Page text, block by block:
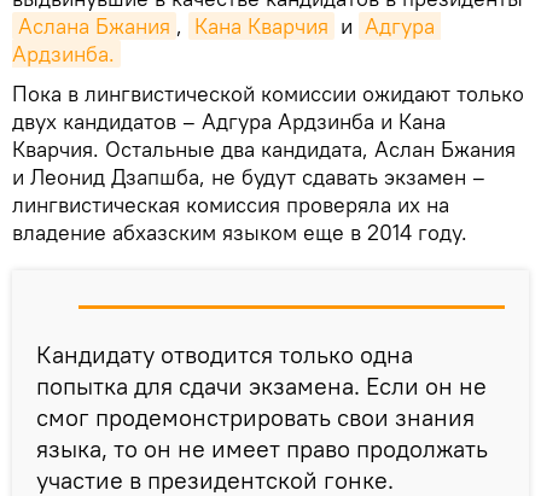
Аслана Бжания , Кана Кварчия и Адгура
Ардзинба.
Пока в лингвистической комиссии ожидают только
двух кандидатов – Адгура Ардзинба и Кана
Кварчия. Остальные два кандидата, Аслан Бжания
и Леонид Дзапшба, не будут сдавать экзамен –
лингвистическая комиссия проверяла их на
владение абхазским языком еще в 2014 году.
Кандидату отводится только одна
попытка для сдачи экзамена. Если он не
смог продемонстрировать свои знания
языка, то он не имеет право продолжать
участие в президентской гонке.